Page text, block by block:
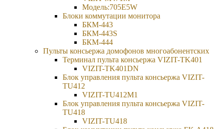
Модель:705Е5W
Блоки коммутации монитора
БКМ-443
БКМ-443S
БКМ-444
Пульты консьержа домофонов многоабонентских
Терминал пульта консьержа VIZIT-TK401
VIZIT-TK401DN
Блок управления пульта консьержа VIZIT-
TU412
VIZIT-TU412M1
Блок управления пульта консьержа VIZIT-
TU418
VIZIT-TU418